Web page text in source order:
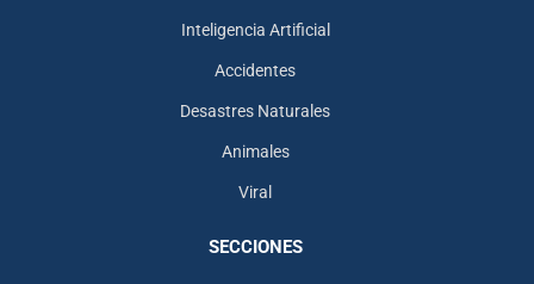
Inteligencia Artificial
Accidentes
Desastres Naturales
Animales
Viral
SECCIONES